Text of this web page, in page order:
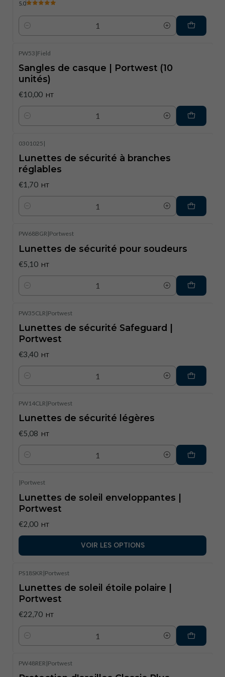
5.0
Quantité
PW53 |Field
Sangles de casque | Portwest (10
unités)
€10,00 HT
Quantité
0301025 |
Lunettes de sécurité à branches
réglables
€1,70 HT
Quantité
PW68BGR |Portwest
Lunettes de sécurité pour soudeurs
€5,10 HT
Quantité
PW35CLR |Portwest
Lunettes de sécurité Safeguard |
Portwest
€3,40 HT
Quantité
PW14CLR |Portwest
Lunettes de sécurité légères
€5,08 HT
Quantité
|Portwest
Lunettes de soleil enveloppantes |
Portwest
€2,00 HT
VOIR LES OPTIONS
PS18SKR |Portwest
Lunettes de soleil étoile polaire |
Portwest
€22,70 HT
Quantité
PW48RER |Portwest